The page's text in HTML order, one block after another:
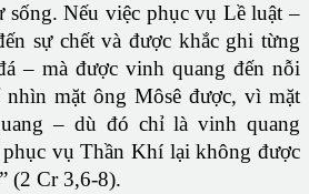
sống. Nếu việc phục vụ Lề luật –
sự chết và được khắc ghi từng
– mà được vinh quang đến nỗi
nhìn mặt ông Môsê được, vì mặt
– dù đó chỉ là vinh quang
vụ Thần Khí lại không được
(2 Cr 3,6-8).